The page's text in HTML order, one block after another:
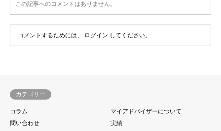
この記事へのコメントはありません。
コメントするためには、 ログイン してください。
カテゴリー
コラム
マイアドバイザーについて
問い合わせ
実績